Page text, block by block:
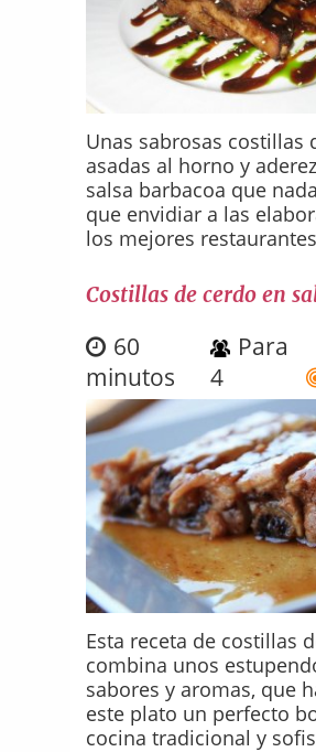
Unas sabrosas costillas
asadas al horno y
salsa barbacoa que
que envidiar a las
los mejores
Costillas de cerdo en
60
minutos
Para
4
Esta receta de costillas
combina unos
sabores y aromas, que
este plato un perfecto
cocina tradicional y